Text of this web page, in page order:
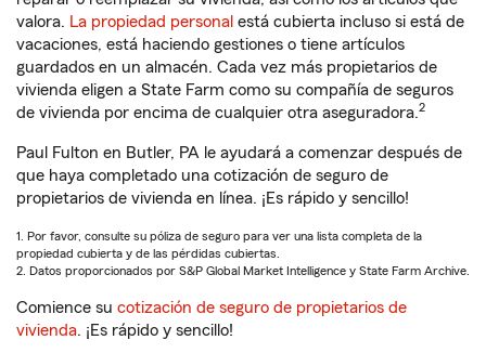
valora. La propiedad personal está cubierta incluso si está de
vacaciones, está haciendo gestiones o tiene artículos
guardados en un almacén. Cada vez más propietarios de
vivienda eligen a State Farm como su compañía de seguros
de vivienda por encima de cualquier otra aseguradora.2
Paul Fulton en Butler, PA le ayudará a comenzar después de
que haya completado una cotización de seguro de
propietarios de vivienda en línea. ¡Es rápido y sencillo!
1. Por favor, consulte su póliza de seguro para ver una lista completa de la
propiedad cubierta y de las pérdidas cubiertas.
2. Datos proporcionados por S&P Global Market Intelligence y State Farm Archive.
Comience su cotización de seguro de propietarios de
vivienda. ¡Es rápido y sencillo!